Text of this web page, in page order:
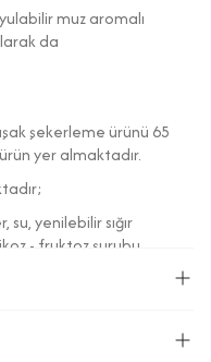
muz aromalı
da
şekerleme ürünü 65
yer almaktadır.
su, yenilebilir sığır
- fruktoz şurubu
(sitrik), aroma verici
renklendirici